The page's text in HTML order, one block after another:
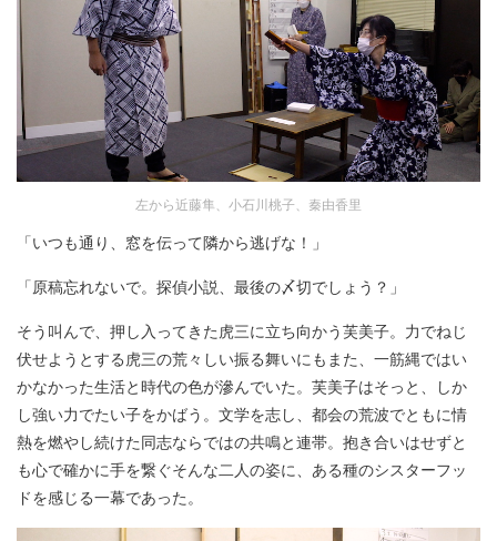
左から近藤隼、小石川桃子、秦由香里
「いつも通り、窓を伝って隣から逃げな！」
「原稿忘れないで。探偵小説、最後の〆切でしょう？」
そう叫んで、押し入ってきた虎三に立ち向かう芙美子。力でねじ
伏せようとする虎三の荒々しい振る舞いにもまた、一筋縄ではい
かなかった生活と時代の色が滲んでいた。芙美子はそっと、しか
し強い力でたい子をかばう。文学を志し、都会の荒波でともに情
熱を燃やし続けた同志ならではの共鳴と連帯。抱き合いはせずと
も心で確かに手を繋ぐそんな二人の姿に、ある種のシスターフッ
ドを感じる一幕であった。